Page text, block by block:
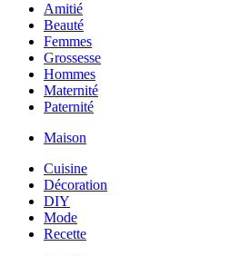
Amitié
Beauté
Femmes
Grossesse
Hommes
Maternité
Paternité
Maison
Cuisine
Décoration
DIY
Mode
Recette